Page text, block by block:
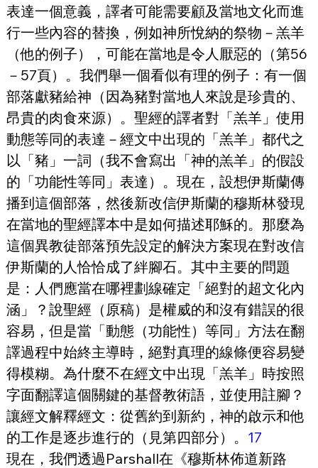
表達一個意義，譯者可能需要顧及當地文化而進
行一些內容的替換，例如神所悅納的祭物－羔羊
（他的例子），可能在當地是令人厭惡的（第56
－57頁）。我們舉一個看似有理的例子：有一個
部落獻豬給神（因為豬對當地人來說是珍貴的、
昂貴的肉食來源）。聖經的譯者對「羔羊」使用
動態等同的表達－經文中出現的「羔羊」都代之
以「豬」一詞（我不會寫出「神的羔羊」的假設
的「功能性等同」表達）。現在，設想伊斯蘭傳
播到這個部落，然後新改信伊斯蘭的穆斯林發現
在當地的聖經譯本中是如何描述耶穌的。那麼為
這個異教徒部落預先設定的解決方案現在對改信
伊斯蘭的人恰恰成了絆腳石。其中主要的問題
是：人們應當在哪裡劃線確定「絕對的超文化內
涵」？說聖經（原稿）是權威的和沒有錯誤的很
容易，但是當「動態（功能性）等同」方法在翻
譯過程中始終主導時，絕對真理的線條便容易變
得模糊。為什麼不在經文中出現「羔羊」時按照
字面翻譯這個關鍵的基督教術語，並使用註腳？
讓經文解釋經文：從舊約到新約，神的啟示和他
的工作是逐步進行的（見第四部分）。 17
現在，我們透過Parshall在《穆斯林佈道新路